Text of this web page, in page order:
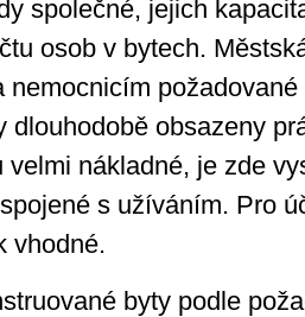
společné, jejich
osob v bytech.
nemocnicím
dlouhodobě obsazeny
velmi nákladné, je zde
s užíváním. Pro
vhodné.
byty podle